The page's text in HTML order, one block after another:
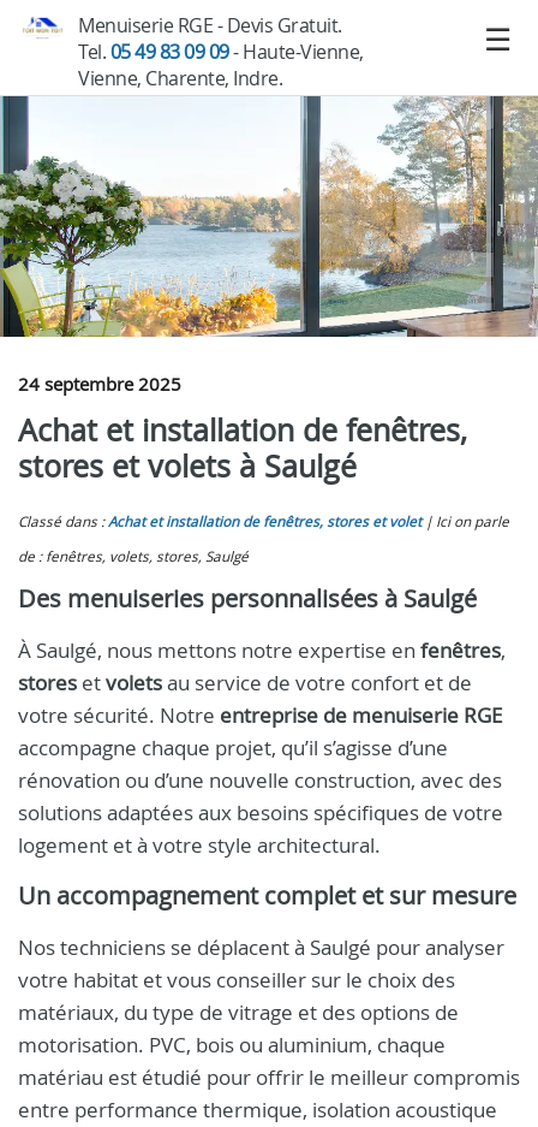
Menuiserie RGE - Devis Gratuit.
Tel.05 49 83 09 09- Haute-Vienne,
Vienne, Charente, Indre.
24 septembre 2025
Achat et installation de fenêtres,
stores et volets à Saulgé
Classé dans :Achat et installation de fenêtres, stores et volet
Ici on parle
de : fenêtres, volets, stores, Saulgé
Des menuiseries personnalisées à Saulgé
À Saulgé, nous mettons notre expertise en fenêtres,
stores etvoletsau service de votre confort et de
votre sécurité. Notre entreprise de menuiserie RGE
accompagne chaque projet, qu’il s’agisse d’une
rénovation ou d’une nouvelle construction, avec des
solutions adaptées aux besoins spécifiques de votre
logement et à votre style architectural.
Un accompagnement complet et sur mesure
Nos techniciens se déplacent à Saulgé pour analyser
votre habitat et vous conseiller sur le choix des
matériaux, du type de vitrage et des options de
motorisation. PVC, bois ou aluminium, chaque
matériau est étudié pour offrir le meilleur compromis
entre performance thermique, isolation acoustique